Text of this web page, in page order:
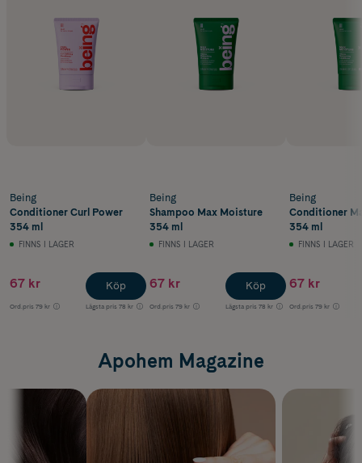
Being
Conditioner Curl Power
354 ml
FINNS I LAGER
67 kr
Ord.pris 79 kr Lägsta pris 78 kr
Köp
Being
Shampoo Max Moisture
354 ml
FINNS I LAGER
67 kr
Ord.pris 79 kr Lägsta pris 78 kr
Köp
Being
Conditioner
354 ml
FINNS I LAGER
67 kr
Ord.pris 79 kr
Apohem Magazine